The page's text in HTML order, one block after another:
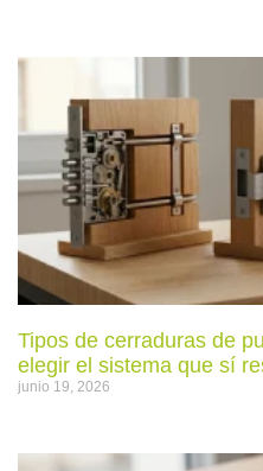
Tipos de cerraduras de
elegir el sistema que sí
junio 19, 2026